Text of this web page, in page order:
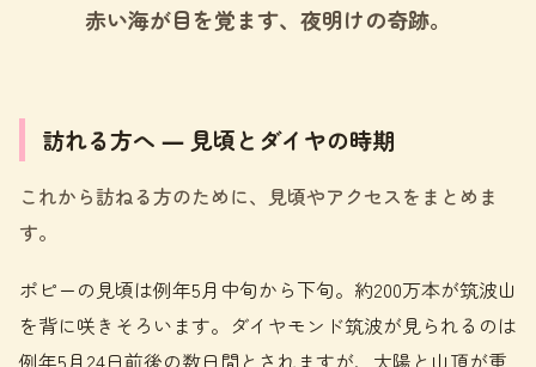
赤い海が目を覚ます、夜明けの奇跡。
訪れる方へ ― 見頃とダイヤの時期
これから訪ねる方のために、見頃やアクセスをまとめま
す。
ポピーの見頃は例年5月中旬から下旬。約200万本が筑波山
を背に咲きそろいます。ダイヤモンド筑波が見られるのは
例年5月24日前後の数日間とされますが、太陽と山頂が重